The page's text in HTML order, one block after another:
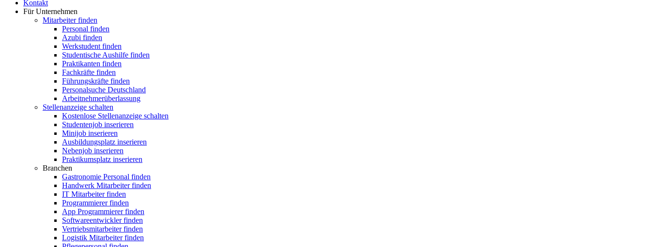
Kontakt
Für Unternehmen
Mitarbeiter finden
Personal finden
Azubi finden
Werkstudent finden
Studentische Aushilfe finden
Praktikanten finden
Fachkräfte finden
Führungskräfte finden
Personalsuche Deutschland
Arbeitnehmerüberlassung
Stellenanzeige schalten
Kostenlose Stellenanzeige schalten
Studentenjob inserieren
Minijob inserieren
Ausbildungsplatz inserieren
Nebenjob inserieren
Praktikumsplatz inserieren
Branchen
Gastronomie Personal finden
Handwerk Mitarbeiter finden
IT Mitarbeiter finden
Programmierer finden
App Programmierer finden
Softwareentwickler finden
Vertriebsmitarbeiter finden
Logistik Mitarbeiter finden